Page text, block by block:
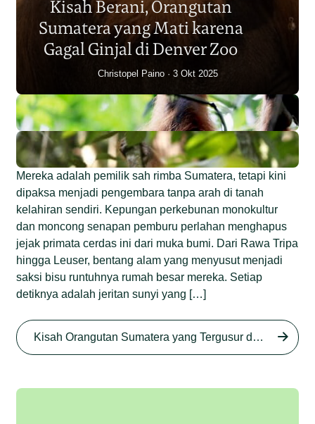
Individu dalam Satu Dekade?
Junaidi Hanafiah 14 Jul 2026
Kisah Berani, Orangutan
Sumatera yang Mati karena
Gagal Ginjal di Denver Zoo
Christopel Paino 3 Okt 2025
Sumatera di Rawa Tripa
Junaidi Hanafiah 27 Agu 2025
Begini Modus Perburuan
Mereka adalah pemilik sah rimba Sumatera, tetapi kini
dipaksa menjadi pengembara tanpa arah di tanah
kelahiran sendiri. Kepungan perkebunan monokultur
dan moncong senapan pemburu perlahan menghapus
jejak primata cerdas ini dari muka bumi. Dari Rawa Tripa
hingga Leuser, bentang alam yang menyusut menjadi
saksi bisu runtuhnya rumah besar mereka. Setiap
detiknya adalah jeritan sunyi yang […]
Kisah Orangutan Sumatera yang Tergusur dari Rumah Sendiri series